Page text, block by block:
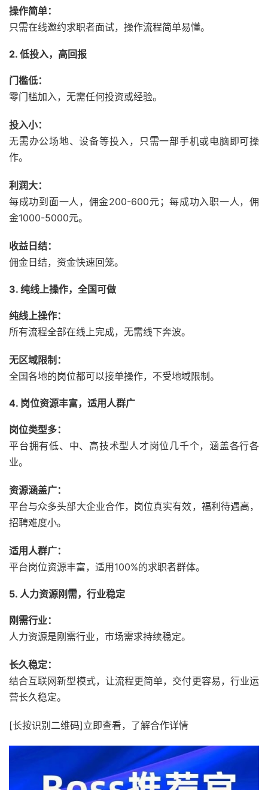
操作简单：
只需在线邀约求职者面试， 操作流程简单易懂。
2. 低投入，高回报
门槛低：
零门槛加入， 无需任何投资或经验。
投入小：
无需办公场地、设备等投入，
只需一部手机或电脑即可操
作。
利润大：
每成功到面一人， 佣金200-600元；每成功入职一人，佣
金1000-5000元。
收益日结：
佣金日结， 资金快速回笼。
3. 纯线上操作，全国可做
纯线上操作：
所有流程全部在线上完成， 无需线下奔波。
无区域限制：
全国各地的岗位都可以接单操作， 不受地域限制。
4. 岗位资源丰富，适用人群广
岗位类型多：
平台拥有低、 中、 高技术型人才岗位几千个， 涵盖各行各
业。
资源涵盖广：
平台与众多头部大企业合作， 岗位真实有效， 福利待遇高，
招聘难度小。
适用人群广：
平台岗位资源丰富， 适用100%的求职者群体。
5. 人力资源刚需，行业稳定
刚需行业：
人力资源是刚需行业， 市场需求持续稳定。
长久稳定：
结合互联网新型模式， 让流程更简单， 交付更容易， 行业运
营长久稳定。
[长按识别二维码]立即查看，了解合作详情